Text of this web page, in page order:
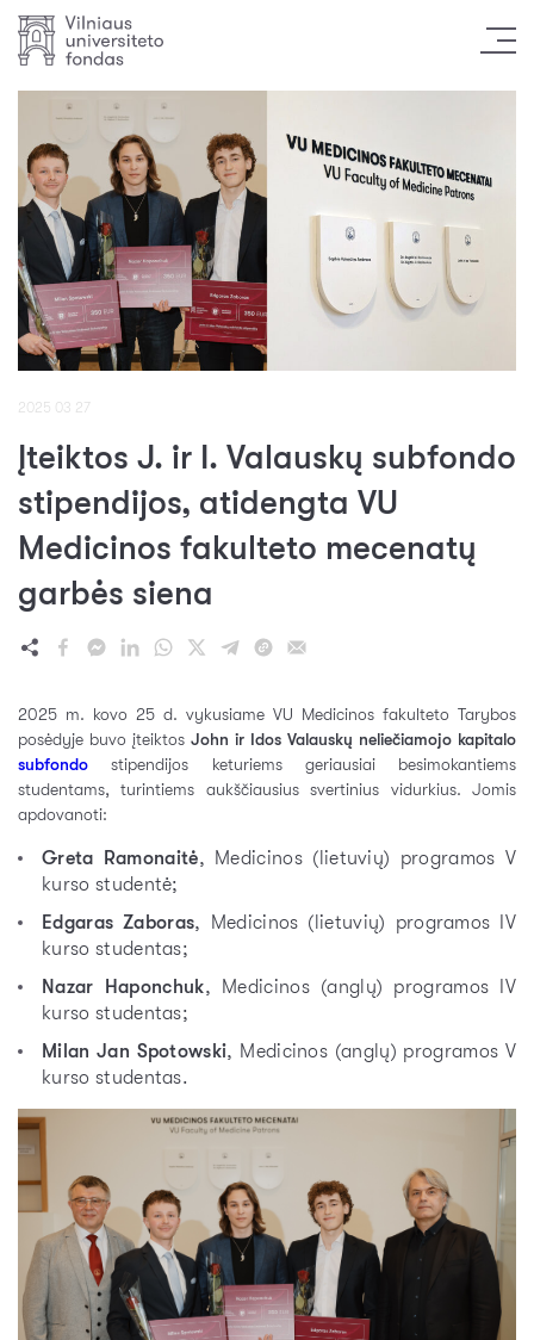
2025 03 27
Įteiktos J. ir I. Valauskų subfondo
stipendijos, atidengta VU
Medicinos fakulteto mecenatų
garbės siena
2025 m. kovo 25 d. vykusiame VU Medicinos fakulteto Tarybos
posėdyje buvo įteiktos John ir Idos Valauskų neliečiamojo kapitalo
subfondo stipendijos keturiems geriausiai besimokantiems
studentams, turintiems aukščiausius svertinius vidurkius. Jomis
apdovanoti:
Greta Ramonaitė, Medicinos (lietuvių) programos V
kurso studentė;
Edgaras Zaboras, Medicinos (lietuvių) programos IV
kurso studentas;
Nazar Haponchuk, Medicinos (anglų) programos IV
kurso studentas;
Milan Jan Spotowski, Medicinos (anglų) programos V
kurso studentas.